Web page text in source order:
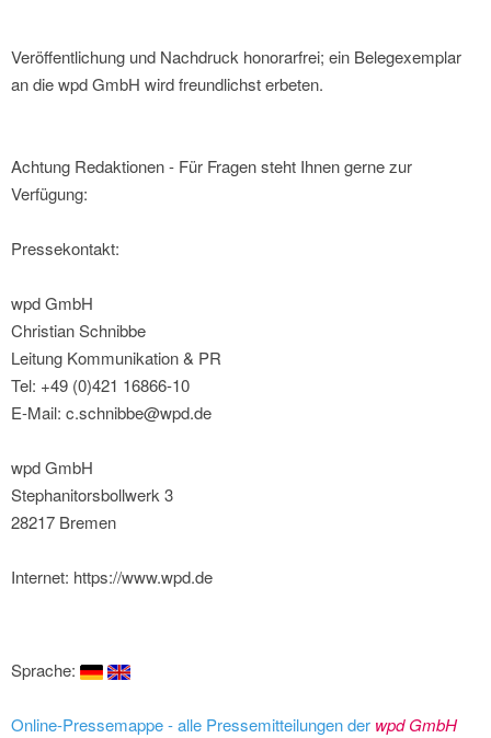
Veröffentlichung und Nachdruck honorarfrei; ein Belegexemplar
an die wpd GmbH wird freundlichst erbeten.
Achtung Redaktionen - Für Fragen steht Ihnen gerne zur
Verfügung:
Pressekontakt:
wpd GmbH
Christian Schnibbe
Leitung Kommunikation & PR
Tel: +49 (0)421 16866-10
E-Mail: c.schnibbe@wpd.de
wpd GmbH
Stephanitorsbollwerk 3
28217 Bremen
Internet: https://www.wpd.de
Sprache:
Online-Pressemappe - alle Pressemitteilungen der wpd GmbH